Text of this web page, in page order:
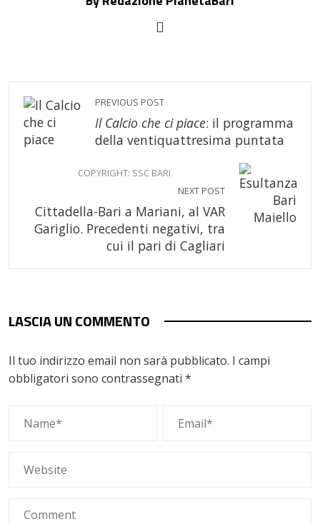
PREVIOUS POST
Il Calcio che ci piace: il programma
della ventiquattresima puntata
COPYRIGHT: SSC BARI
NEXT POST
Cittadella-Bari a Mariani, al VAR
Gariglio. Precedenti negativi, tra
cui il pari di Cagliari
LASCIA UN COMMENTO
Il tuo indirizzo email non sarà pubblicato. I campi
obbligatori sono contrassegnati *